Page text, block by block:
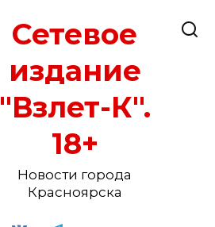
Сетевое
издание
"Взлет-К".
18+
Новости города
Красноярска